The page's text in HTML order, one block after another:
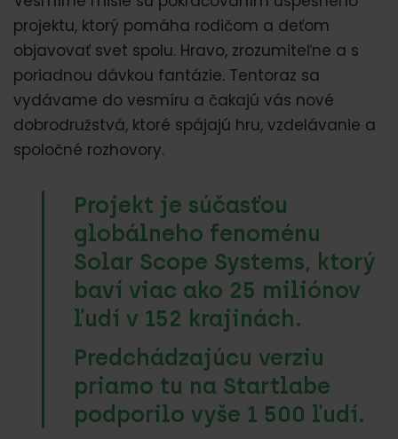
projektu, ktorý pomáha rodičom a deťom
objavovať svet spolu. Hravo, zrozumiteľne a s
poriadnou dávkou fantázie. Tentoraz sa
vydávame do vesmíru a čakajú vás nové
dobrodružstvá, ktoré spájajú hru, vzdelávanie a
spoločné rozhovory.
Projekt je súčasťou
globálneho fenoménu
Solar Scope Systems, ktorý
baví viac ako 25 miliónov
ľudí v 152 krajinách.
Predchádzajúcu verziu
priamo tu na Startlabe
podporilo vyše 1 500 ľudí.